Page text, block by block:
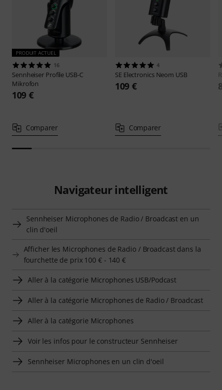
PRODUIT ACTUEL
16
Sennheiser Profile USB-C
Mikrofon
109 €
Comparer
4
SE Electronics Neom USB
109 €
Comparer
Navigateur intelligent
Sennheiser Microphones de Radio / Broadcast en un
clin d'oeil
Afficher les Microphones de Radio / Broadcast dans la
fourchette de prix 100 € - 140 €
Aller à la catégorie Microphones USB/Podcast
Aller à la catégorie Microphones de Radio / Broadcast
Aller à la catégorie Microphones
Voir les infos pour le constructeur Sennheiser
Sennheiser Microphones en un clin d'oeil